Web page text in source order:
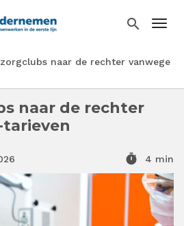
search
naar de rechter vanwege
naar de rechter
tarieven
timer 4 min